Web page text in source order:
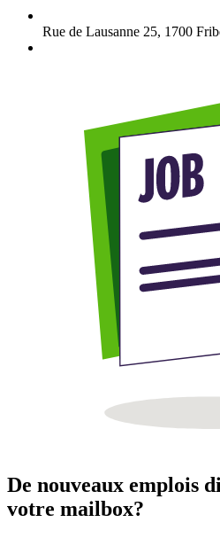
Rue de Lausanne 25, 1700
De nouveaux emplois
votre mailbox?